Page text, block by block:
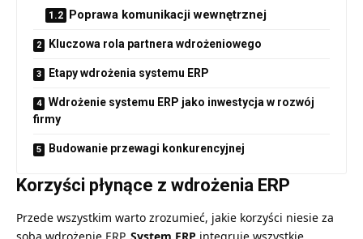
Poprawa komunikacji wewnętrznej
Kluczowa rola partnera wdrożeniowego
Etapy wdrożenia systemu ERP
Wdrożenie systemu ERP jako inwestycja w rozwój
firmy
Budowanie przewagi konkurencyjnej
Korzyści płynące z wdrożenia ERP
Przede wszystkim warto zrozumieć, jakie korzyści niesie za